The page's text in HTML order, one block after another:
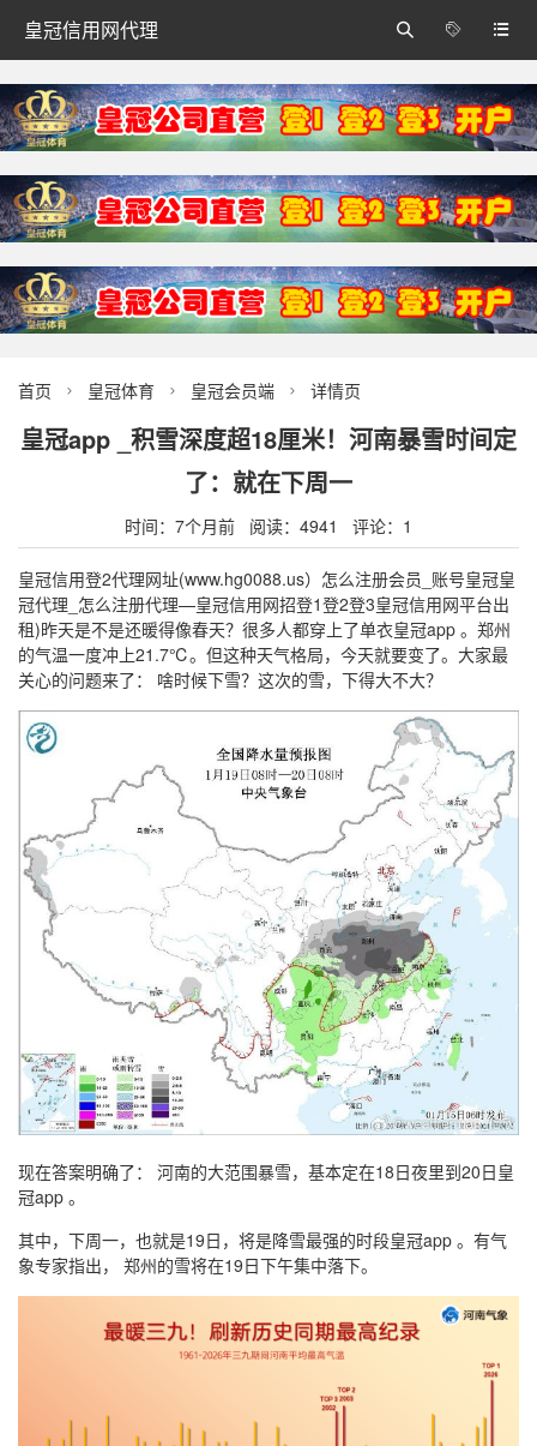
皇冠信用网代理 


首页  皇冠体育  皇冠会员端  详情页
皇冠app _积雪深度超18厘米！河南暴雪时间定
了：就在下周一
时间：7个月前 阅读：4941 评论：1
皇冠信用登2代理网址(www.hg0088.us）怎么注册会员_账号皇冠皇
冠代理_怎么注册代理—皇冠信用网招登1登2登3皇冠信用网平台出
租)昨天是不是还暖得像春天？很多人都穿上了单衣皇冠app 。郑州
的气温一度冲上21.7℃。但这种天气格局，今天就要变了。大家最
关心的问题来了： 啥时候下雪？这次的雪，下得大不大？
现在答案明确了： 河南的大范围暴雪，基本定在18日夜里到20日皇
冠app 。
其中，下周一，也就是19日，将是降雪最强的时段皇冠app 。有气
象专家指出， 郑州的雪将在19日下午集中落下。